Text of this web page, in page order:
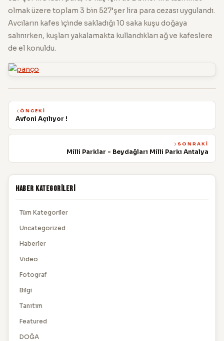
olmak üzere toplam 3 bin 527’şer lira para cezası uygulandı.
Avcıların kafes içinde sakladığı 10 saka kuşu doğaya
salınırken, kuşları yakalamakta kullandıkları ağ ve kafeslere
de el konuldu.
ÖNCEKI
Avfoni Açılıyor !
SONRAKI
Milli Parklar - Beydağları Milli Parkı Antalya
Haber Kategorileri
Tüm Kategoriler
Uncategorized
Haberler
Video
Fotograf
Bilgi
Tanıtım
Featured
DOĞA